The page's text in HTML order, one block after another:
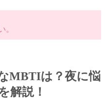
。
MBTIは？夜に悩
解説！